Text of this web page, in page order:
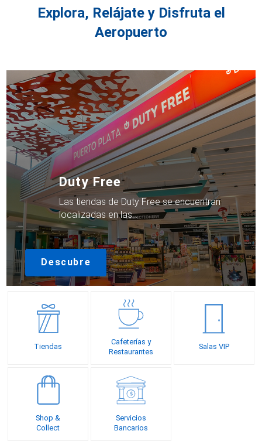
Explora, Relájate y Disfruta el
Aeropuerto
Duty Free
Las tiendas de Duty Free se encuentran
localizadas en las…
Descubre
Tiendas
Cafeterías y
Restaurantes
Salas VIP
Shop &
Collect
Servicios
Bancarios